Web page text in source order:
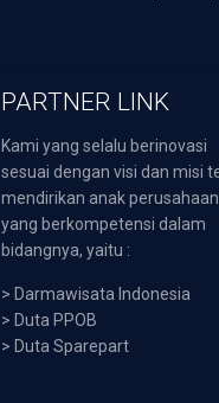
PARTNER LINK
Kami yang selalu berinovasi
sesuai dengan visi dan misi
mendirikan anak perusahaan
yang berkompetensi dalam
bidangnya, yaitu :
> Darmawisata Indonesia
> Duta PPOB
> Duta Sparepart